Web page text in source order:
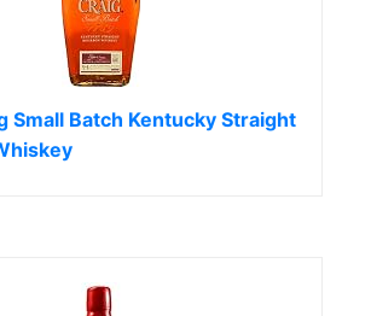
Small Batch Kentucky Straight